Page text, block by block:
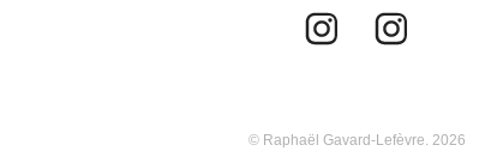
© Raphaël Gavard-Lefèvre. 2026